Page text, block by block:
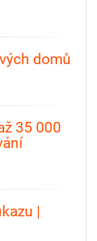
domů
35 000
|